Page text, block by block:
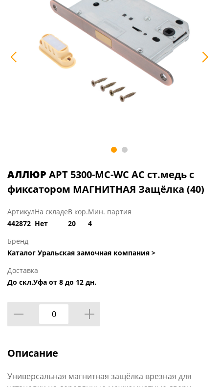
АЛЛЮР АРТ 5300-MC-WC AC ст.медь с
фиксатором МАГНИТНАЯ Защёлка (40)
Артикул
442872
На складе
Нет
В кор.
20
Мин. партия
4
Бренд
Каталог Уральская замочная компания >
Доставка
До скл.Уфа от 8 до 12 дн.
Описание
Универсальная магнитная защёлка врезная для